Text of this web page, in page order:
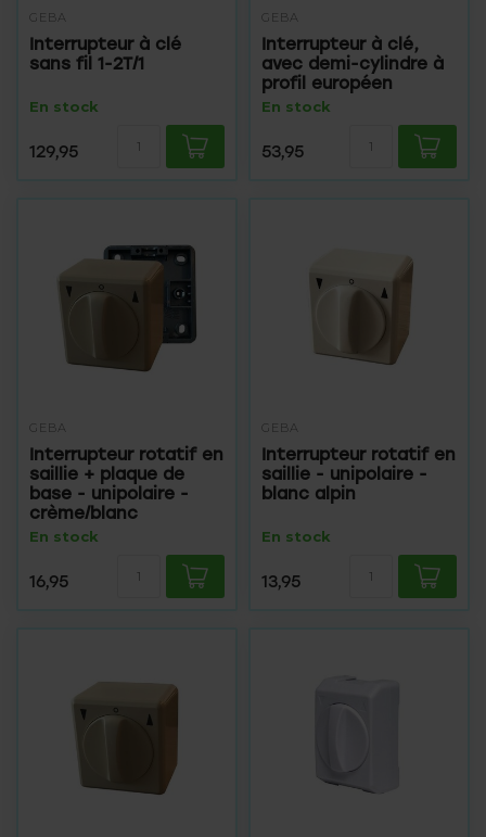
GEBA
Interrupteur à clé
sans fil 1-2T/1
En stock
129,95
GEBA
Interrupteur à clé,
avec demi-cylindre à
profil européen
En stock
53,95
GEBA
Interrupteur rotatif en
saillie + plaque de
base - unipolaire -
crème/blanc
En stock
16,95
GEBA
Interrupteur rotatif en
saillie - unipolaire -
blanc alpin
En stock
13,95